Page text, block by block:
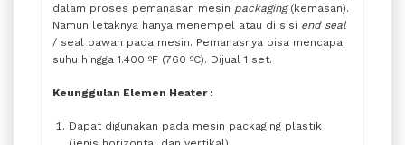
dalam proses pemanasan mesin packaging(kemasan).
Namun letaknya hanya menempel atau di sisi end seal
/ seal bawah pada mesin. Pemanasnya bisa mencapai
suhu hingga 1.400 ºF (760 ºC). Dijual 1 set.
Keunggulan Elemen Heater :
Dapat digunakan pada mesin packaging plastik